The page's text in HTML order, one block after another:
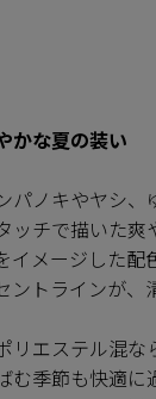
かな夏の装い
パノキやヤシ、
ッチで描いた爽
イメージした配
ントラインが、
リエステル混な
季節も快適に